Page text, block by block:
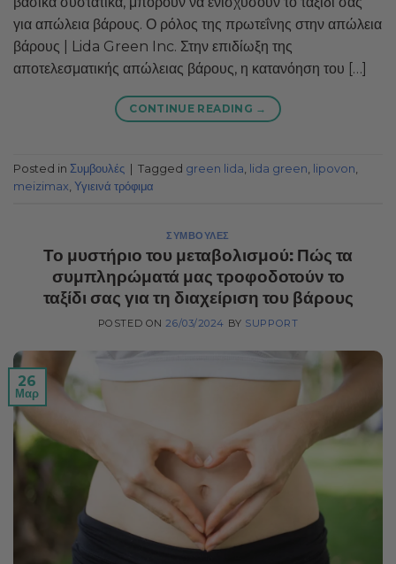
για απώλεια βάρους. Ο ρόλος της πρωτεΐνης στην απώλεια
βάρους | Lida Green Inc. Στην επιδίωξη της
αποτελεσματικής απώλειας βάρους, η κατανόηση του […]
CONTINUE READING →
Posted in Συμβουλές Tagged green lida lida green lipovon
meizimax Υγιεινά τρόφιμα
ΣΥΜΒΟΥΛΈΣ
Το μυστήριο του μεταβολισμού: Πώς τα
συμπληρώματά μας τροφοδοτούν το
ταξίδι σας για τη διαχείριση του βάρους
POSTED ON 26/03/2024 BY SUPPORT
26
Μαρ